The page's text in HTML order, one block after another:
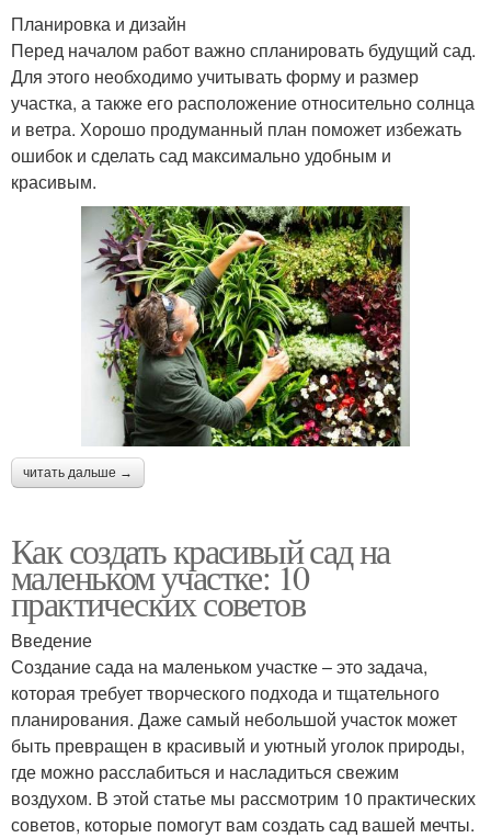
Планировка и дизайн
Перед началом работ важно спланировать будущий сад.
Для этого необходимо учитывать форму и размер
участка, а также его расположение относительно солнца
и ветра. Хорошо продуманный план поможет избежать
ошибок и сделать сад максимально удобным и
красивым.
читать дальше →
Как создать красивый сад на
маленьком участке: 10
практических советов
Введение
Создание сада на маленьком участке – это задача,
которая требует творческого подхода и тщательного
планирования. Даже самый небольшой участок может
быть превращен в красивый и уютный уголок природы,
где можно расслабиться и насладиться свежим
воздухом. В этой статье мы рассмотрим 10 практических
советов, которые помогут вам создать сад вашей мечты.